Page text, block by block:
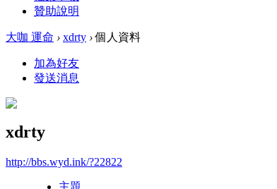
贊助說明
大咖 運命 › xdrty ›個人資料
加為好友
發送消息
xdrty
http://bbs.wyd.ink/?22822
主題